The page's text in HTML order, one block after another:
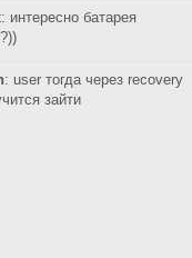
: интересно батарея
: user тогда через recovery
зайти